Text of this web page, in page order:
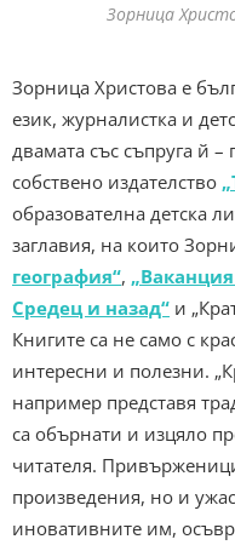
Зорница
Зорница Христова е
език, журналистка и
двамата със съпруга й –
собствено издателство
образователна детска
заглавия, на които
география“,
Средец и назад“ и
Книгите са не само с
интересни и полезни.
например представя
са обърнати и изцяло
читателя.
произведения, но и
иновативните им,